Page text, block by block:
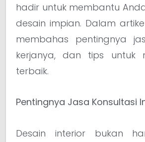
hadir untuk membantu
desain impian. Dalam
membahas pentingnya
kerjanya, dan tips untuk
terbaik.
Pentingnya Jasa Konsultasi
Desain interior bukan